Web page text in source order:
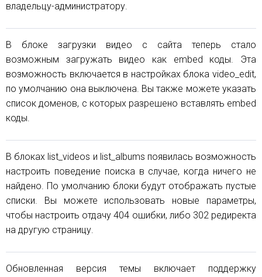
владельцу-администратору.
В блоке загрузки видео с сайта теперь стало
возможным загружать видео как embed коды. Эта
возможность включается в настройках блока video_edit,
по умолчанию она выключена. Вы также можете указать
список доменов, с которых разрешено вставлять embed
коды.
В блоках list_videos и list_albums появилась возможность
настроить поведение поиска в случае, когда ничего не
найдено. По умолчанию блоки будут отображать пустые
списки. Вы можете использовать новые параметры,
чтобы настроить отдачу 404 ошибки, либо 302 редиректа
на другую страницу.
Обновленная версия темы включает поддержку